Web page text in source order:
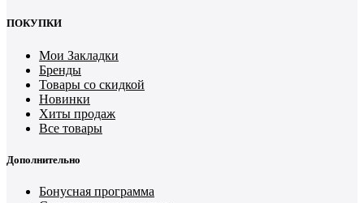
ПОКУПКИ
Мои Закладки
Бренды
Товары со скидкой
Новинки
Хиты продаж
Все товары
Дополнительно
Бонусная программа